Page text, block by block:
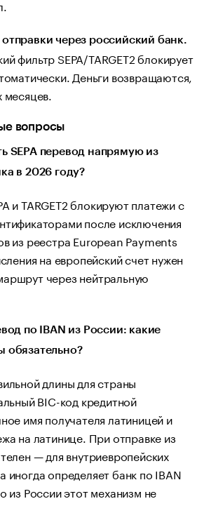
через российский банк.
фильтр SEPA/TARGET2 блокирует
Деньги возвращаются,
месяцев.
вопросы
SEPA перевод напрямую из
в 2026 году?
и TARGET2 блокируют платежи с
после исключения
из реестра European Payments
на европейский счет нужен
через нейтральную
по IBAN из России: какие
обязательно?
длины для страны
BIC-код кредитной
имя получателя латиницей и
на латинице. При отправке из
— для внутриевропейских
иногда определяет банк по IBAN
из России этот механизм не